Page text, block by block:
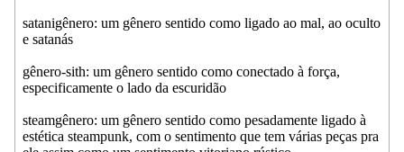
satanigênero: um gênero sentido como ligado ao mal, ao oculto
e satanás
gênero-sith: um gênero sentido como conectado à força,
especificamente o lado da escuridão
steamgênero: um gênero sentido como pesadamente ligado à
estética steampunk, com o sentimento que tem várias peças pra